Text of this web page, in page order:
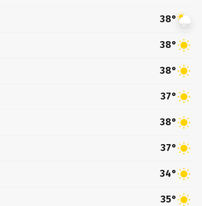
38°
38°
38°
37°
38°
37°
34°
35°